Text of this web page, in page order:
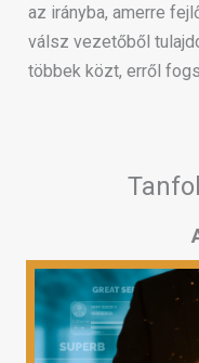
az irányba, amerre
válsz vezetőből
többek közt, erről